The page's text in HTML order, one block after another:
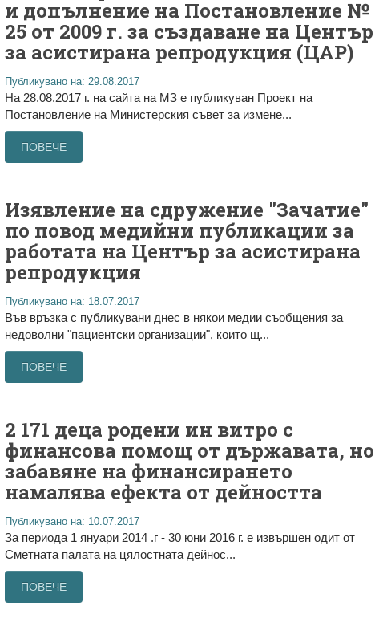
и допълнение на Постановление №
25 от 2009 г. за създаване на Център
за асистирана репродукция (ЦАР)
Публикувано на: 29.08.2017
На 28.08.2017 г. на сайта на МЗ е публикуван Проект на
Постановление на Министерския съвет за измене...
ПОВЕЧЕ
Изявление на сдружение "Зачатие"
по повод медийни публикации за
работата на Център за асистирана
репродукция
Публикувано на: 18.07.2017
Във връзка с публикувани днес в някои медии съобщения за
недоволни "пациентски организации", които щ...
ПОВЕЧЕ
2 171 деца родени ин витро с
финансова помощ от държавата, но
забавяне на финансирането
намалява ефекта от дейността
Публикувано на: 10.07.2017
За периода 1 януари 2014 .г - 30 юни 2016 г. е извършен одит от
Сметната палата на цялостната дейнос...
ПОВЕЧЕ